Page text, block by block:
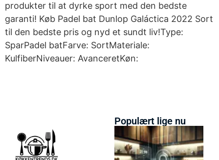
produkter til at dyrke sport med den bedste
garanti! Køb Padel bat Dunlop Galáctica 2022 Sort
til den bedste pris og nyd et sundt liv!Type:
SparPadel batFarve: SortMateriale:
KulfiberNiveauer: AvanceretKøn:
Populært lige nu